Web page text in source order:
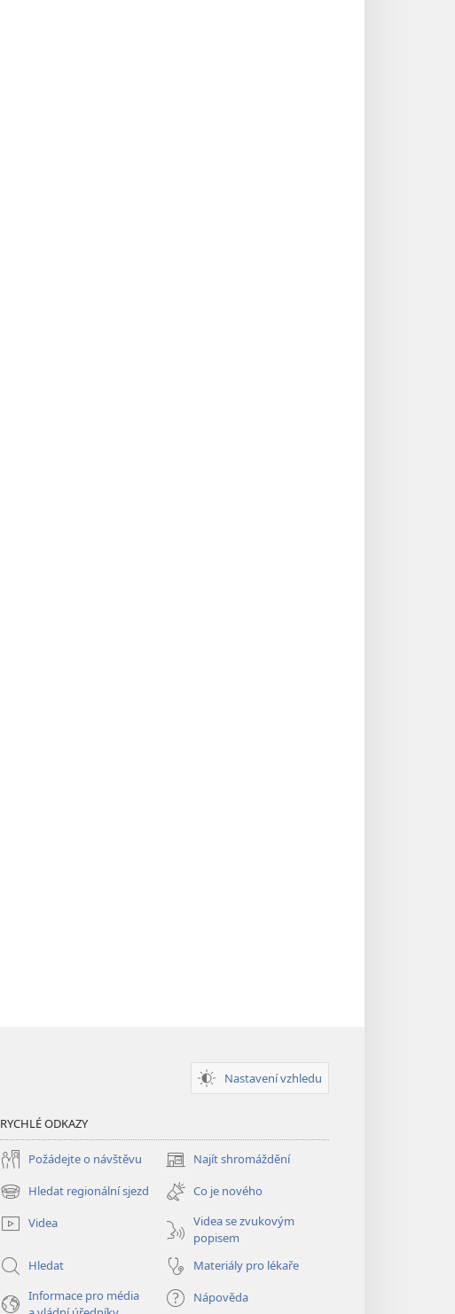
Nastavení vzhledu
RYCHLÉ ODKAZY
Požádejte o návštěvu Najít shromáždění
(otevřeno
nové
okno)
Hledat regionální sjezd
(otevřeno
nové
okno)
Co je nového
Videa
Videa se zvukovým
popisem
Hledat
Materiály pro lékaře
Informace pro média
Nápověda